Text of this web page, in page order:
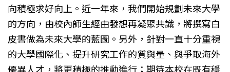
向積極求好向上。近一年來，我們開始規劃未來大學
的方向，由校內師生經由發想再凝聚共識，將撰寫白
皮書做為未來大學的藍圖。另外，針對一直十分重視
的大學國際化、提升研究工作的質與量、與爭取海外
優異人才，將更積極的推動進行；期待本校在既有穩